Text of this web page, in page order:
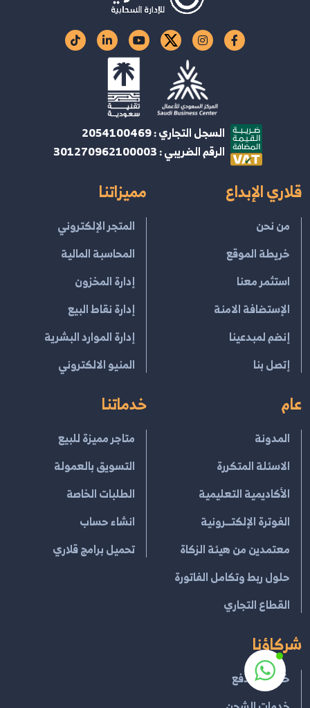
السجل التجاري : 2054100469
الرقم الضريبي : 301270962100003
قلاري الإبداع
من نحن
خريطة الموقع
استثمر معنا
الإستضافة الامنة
إنضم لمبدعينا
إتصل بنا
مميزاتنا
المتجر الإلكتروني
المحاسبة المالية
إدارة المخزون
إدارة نقاط البيع
إدارة الموارد البشرية
المنيو الالكتروني
عام
المدونة
الاسئلة المتكررة
الأكاديمية التعليمية
الفوترة الإلكتــرونية
معتمدين من هيئة الزكاة
حلول ربط وتكامل الفاتورة
القطاع التجاري
خدماتنا
متاجر مميزة للبيع
التسويق بالعمولة
الطلبات الخاصة
انشاء حساب
تحميل برامج قلاري
شركاؤنا
خدمات الدفع